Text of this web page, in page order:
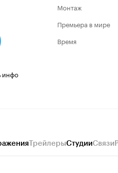
инфо
Монтаж
Премьера в мире
Время
ТрейлерыСтудииСвязи